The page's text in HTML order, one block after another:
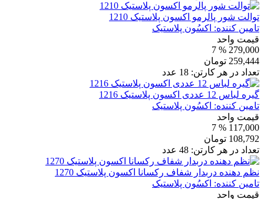
توالت شور پالرمو اکسون پلاستیک 1210
تامین کننده: اکسُون پلاستیک
قیمت واحد
279,000
% 7
259,444 تومان
تعداد در هر کارتن: 18 عدد
گیره لباس 12 عددی اکسون پلاستیک 1216
تامین کننده: اکسُون پلاستیک
قیمت واحد
117,000
% 7
108,792 تومان
تعداد در هر کارتن: 48 عدد
نظم دهنده دربدار شفاف رکسانا اکسون پلاستیک 1270
تامین کننده: اکسُون پلاستیک
قیمت واحد